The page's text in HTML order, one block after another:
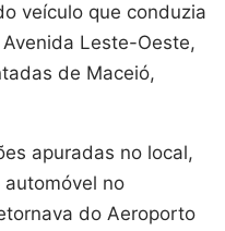
veículo que conduzia
Leste-Oeste,
de Maceió,
apuradas no local,
no
do Aeroporto